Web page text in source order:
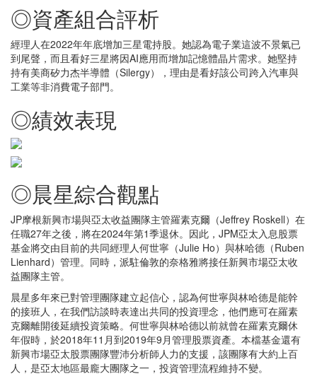
◎資產組合評析
經理人在2022年年底增加三星電持股。她認為電子業這波不景氣已
到尾聲，而且看好三星將因AI應用而增加記憶體晶片需求。她堅持
持有美商矽力杰半導體（Silergy），理由是看好該公司跨入汽車與
工業等非消費電子部門。
◎績效表現
◎晨星綜合觀點
JP摩根新興市場與亞太收益團隊主管羅素克爾（Jeffrey Roskell）在
任職27年之後，將在2024年第1季退休。因此，JPM亞太入息股票
基金將交由目前的共同經理人何世寧（Julie Ho）與林哈德（Ruben
Lienhard）管理。同時，派駐倫敦的奈格雅將接任新興市場亞太收
益團隊主管。
晨星多年來已對管理團隊建立起信心，認為何世寧與林哈德是能幹
的接班人，在我們訪談時表達出共同的投資理念，他們應可在羅素
克爾離開後延續投資策略。何世寧與林哈德以前就曾在羅素克爾休
年假時，於2018年11月到2019年9月管理股票資產。本檔基金還有
新興市場亞太股票團隊豐沛分析師人力的支援，該團隊有大約上百
人，是亞太地區最龐大團隊之一，投資管理流程維持不變。